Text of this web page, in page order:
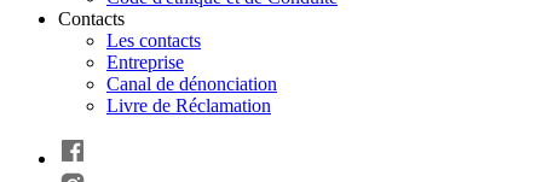
Contacts
Les contacts
Entreprise
Canal de dénonciation
Livre de Réclamation